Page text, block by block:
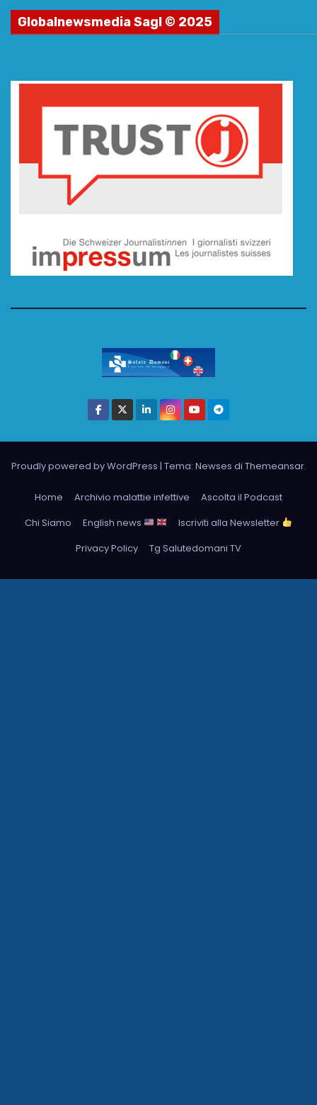
Globalnewsmedia Sagl © 2025
Proudly powered by WordPress | Tema: Newses di Themeansar.
Home Archivio malattie infettive
Ascolta il Podcast
Chi Siamo
English news
Iscriviti alla Newsletter
Privacy Policy
Tg Salutedomani TV